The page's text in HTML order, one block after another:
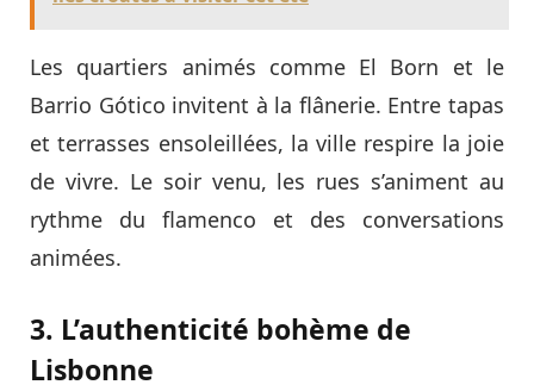
Les quartiers animés comme El Born et le
Barrio Gótico invitent à la flânerie. Entre tapas
et terrasses ensoleillées, la ville respire la joie
de vivre. Le soir venu, les rues s’animent au
rythme du flamenco et des conversations
animées.
3. L’authenticité bohème de
Lisbonne